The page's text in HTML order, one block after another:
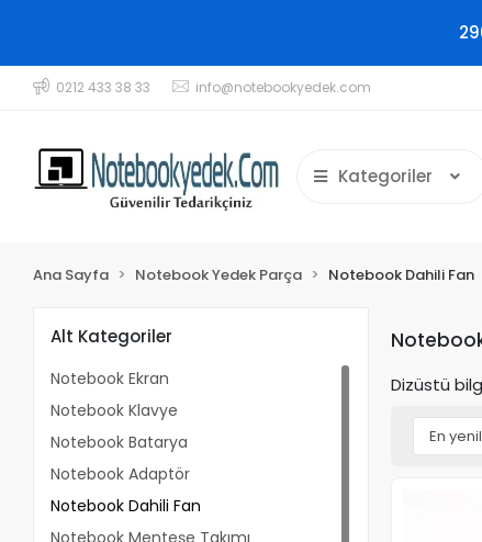
0212 433 38 33 info@notebookyedek.com
Kategoriler
Ana Sayfa Notebook Yedek Parça Notebook Dahili Fan
Alt Kategoriler
Notebook Ekran
Notebook Klavye
Notebook Batarya
Notebook Adaptör
Notebook Dahili Fan
Notebook Menteşe Takımı
Dizüstü